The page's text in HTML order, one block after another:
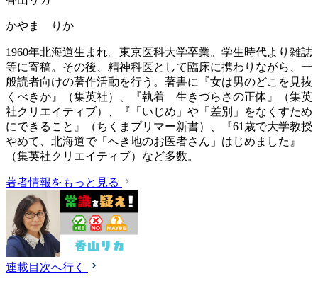
かやま りか
1960年北海道生まれ。東京医科大学卒業。学生時代より雑誌
等に寄稿。その後、精神科医として臨床に携わりながら、一
般読者向けの著作活動を行う。著書に『女は男のどこを見抜
くべきか』（集英社）、『執着 生きづらさの正体』（集英
社クリエイティブ）、『「いじめ」や「差別」をなくすため
にできること』（ちくまプリマー新書）、『61歳で大学教授
やめて、北海道で「へき地のお医者さん」はじめました』
（集英社クリエイティブ）など多数。
著者情報をもっと見る
連載目次へ行く